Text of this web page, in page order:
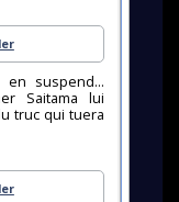
suspend...
Saitama lui
truc qui tuera